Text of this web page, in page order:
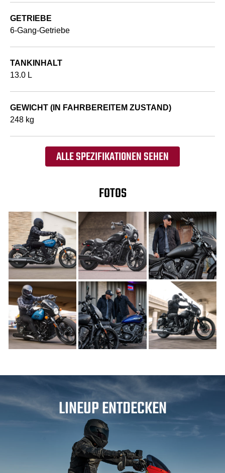
GETRIEBE
6-Gang-Getriebe
TANKINHALT
13.0 L
GEWICHT (IN FAHRBEREITEM ZUSTAND)
248 kg
ALLE SPEZIFIKATIONEN SEHEN
FOTOS
LINEUP ENTDECKEN